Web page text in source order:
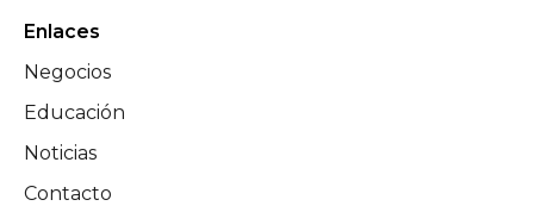
Enlaces
Negocios
Educación
Noticias
Contacto